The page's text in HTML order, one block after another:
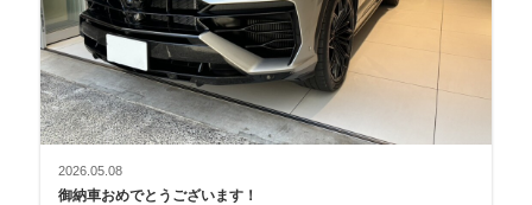
2026.05.08
御納車おめでとうございます！